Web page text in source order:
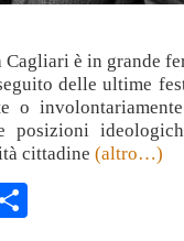
è in grande
delle ultime
o
posizioni
cittadine (altro…)
WhatsApp